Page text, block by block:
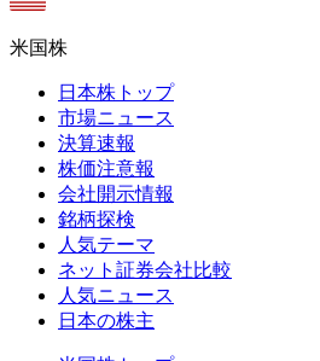
米国株
日本株トップ
市場ニュース
決算速報
株価注意報
会社開示情報
銘柄探検
人気テーマ
ネット証券会社比較
人気ニュース
日本の株主